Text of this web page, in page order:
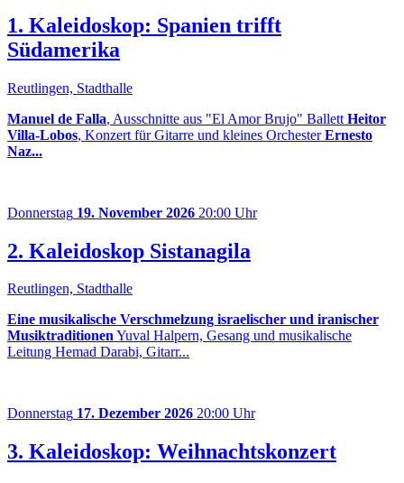
1. Kaleidoskop: Spanien trifft
Südamerika
Reutlingen, Stadthalle
Manuel de Falla, Ausschnitte aus "El Amor Brujo" Ballett Heitor
Villa-Lobos, Konzert für Gitarre und kleines OrchesterErnesto
Naz...
Donnerstag 19. November 2026 20:00 Uhr
2. Kaleidoskop Sistanagila
Reutlingen, Stadthalle
Eine musikalische Verschmelzung israelischer und iranischer
MusiktraditionenYuval Halpern, Gesang und musikalische
Leitung Hemad Darabi, Gitarr...
Donnerstag 17. Dezember 2026 20:00 Uhr
3. Kaleidoskop: Weihnachtskonzert